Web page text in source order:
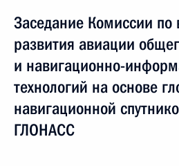
Заседание Комиссии по
развития авиации
и навигационно-
технологий на основе
навигационной
ГЛОНАСС